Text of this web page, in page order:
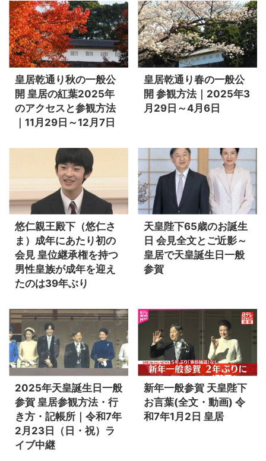
皇居乾通り秋の一般公
開 皇居の紅葉2025年
のアクセスと参観方法
｜11月29日～12月7日
皇居乾通り春の一般公
開 参観方法｜2025年3
月29日～4月6日
悠仁親王殿下（悠仁さ
ま）成年にあたり初の
会見 皇位継承権を持つ
男性皇族が成年を迎え
たのは39年ぶり
天皇陛下65歳のお誕生
日 会見全文とご近影～
皇居で天皇誕生日一般
参賀
2025年天皇誕生日一般
参賀 皇居参観方法・行
き方・記帳所｜令和7年
2月23日（日・祝）ラ
イブ中継
新年一般参賀 天皇陛下
お言葉(全文・動画) 令
和7年1月2日 皇居